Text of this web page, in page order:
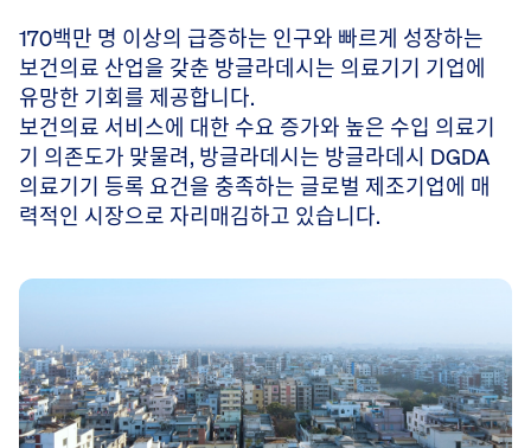
170백만 명 이상의 급증하는 인구와 빠르게 성장하는
보건의료 산업을 갖춘 방글라데시는 의료기기 기업에
유망한 기회를 제공합니다.
보건의료 서비스에 대한 수요 증가와 높은 수입 의료기
기 의존도가 맞물려, 방글라데시는 방글라데시 DGDA
의료기기 등록 요건을 충족하는 글로벌 제조기업에 매
력적인 시장으로 자리매김하고 있습니다.